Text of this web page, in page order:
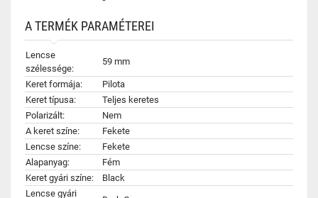
A TERMÉK PARAMÉTEREI
Lencse
szélessége:
59 mm
Keret formája:
Pilota
Keret típusa:
Teljes keretes
Polarizált:
Nem
A keret színe:
Fekete
Lencse színe:
Fekete
Alapanyag:
Fém
Keret gyári színe:
Black
Lencse gyári